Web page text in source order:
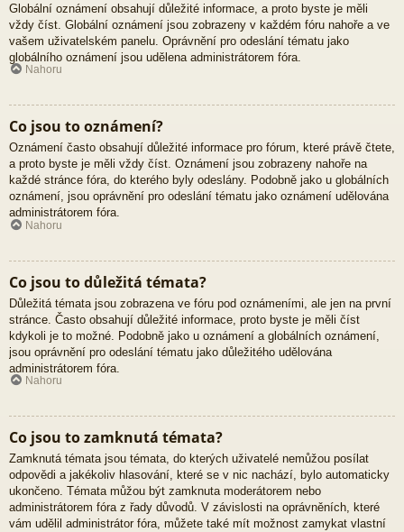
Globální oznámení obsahují důležité informace, a proto byste je měli
vždy číst. Globální oznámení jsou zobrazeny v každém fóru nahoře a ve
vašem uživatelském panelu. Oprávnění pro odeslání tématu jako
globálního oznámení jsou udělena administrátorem fóra.
Nahoru
Co jsou to oznámení?
Oznámení často obsahují důležité informace pro fórum, které právě čtete,
a proto byste je měli vždy číst. Oznámení jsou zobrazeny nahoře na
každé stránce fóra, do kterého byly odeslány. Podobně jako u globálních
oznámení, jsou oprávnění pro odeslání tématu jako oznámení udělována
administrátorem fóra.
Nahoru
Co jsou to důležitá témata?
Důležitá témata jsou zobrazena ve fóru pod oznámeními, ale jen na první
stránce. Často obsahují důležité informace, proto byste je měli číst
kdykoli je to možné. Podobně jako u oznámení a globálních oznámení,
jsou oprávnění pro odeslání tématu jako důležitého udělována
administrátorem fóra.
Nahoru
Co jsou to zamknutá témata?
Zamknutá témata jsou témata, do kterých uživatelé nemůžou posílat
odpovědi a jakékoliv hlasování, které se v nic nachází, bylo automaticky
ukončeno. Témata můžou být zamknuta moderátorem nebo
administrátorem fóra z řady důvodů. V závislosti na oprávněních, které
vám udělil administrátor fóra, můžete také mít možnost zamykat vlastní